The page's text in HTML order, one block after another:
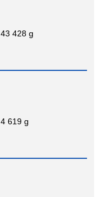
43 428 g
4 619 g